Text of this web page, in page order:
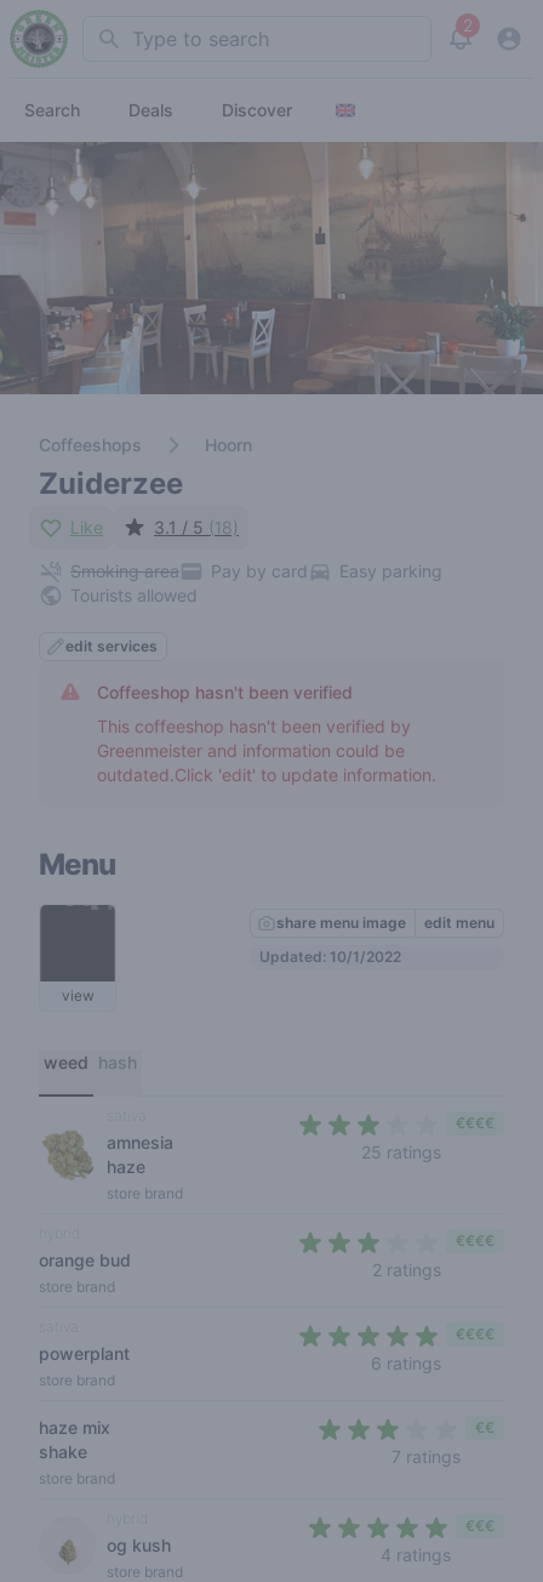
Search 2
View
Search Deals Discover
Coffeeshops Hoorn
Zuiderzee
Like 3.1 / 5 (18)
Smoking area Pay by card
Easy parking
Tourists allowed
edit services
Coffeeshop hasn't been verified
This coffeeshop hasn't been verified by
Greenmeister and information could be
outdated.Click 'edit' to update information.
Menu
view
share menu image
edit menu
Updated: 10/1/2022
weed hash
amnesia
haze
store brand
25 ratings
€€€€
orange bud
store brand
2 ratings
€€€€
powerplant
store brand
6 ratings
€€€€
haze mix
shake
store brand
7 ratings
€€
og kush
store brand
4 ratings
€€€